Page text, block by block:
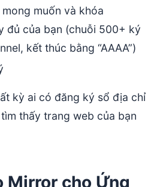
muốn và khóa
đủ của bạn (chuỗi 500+ ký
kết thúc bằng “AAAA”)
kỳ ai có đăng ký sổ địa chỉ
thấy trang web của bạn
Mirror cho Ứng